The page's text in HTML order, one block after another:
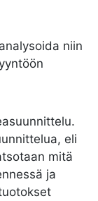
niin
eli
mitä
ja